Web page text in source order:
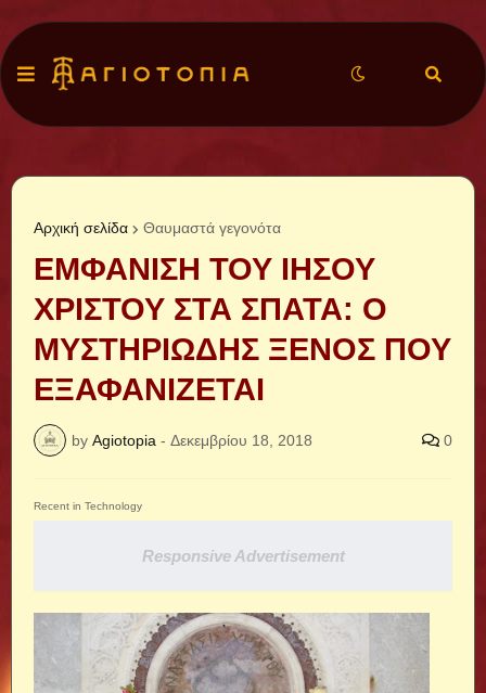
Αρχική σελίδα Θαυμαστά γεγονότα
ΕΜΦΑΝΙΣΗ ΤΟΥ ΙΗΣΟΥ
ΧΡΙΣΤΟΥ ΣΤΑ ΣΠΑΤΑ: Ο
ΜΥΣΤΗΡΙΩΔΗΣ ΞΕΝΟΣ ΠΟΥ
ΕΞΑΦΑΝΙΖΕΤΑΙ
by Agiotopia - Δεκεμβρίου 18, 2018 0
Recent in Technology
Responsive Advertisement